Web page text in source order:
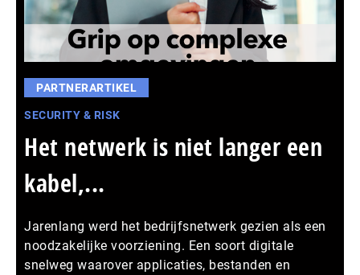
PARTNERARTIKEL
SECURITY & RISK
Het netwerk is niet langer een
kabel,...
Jarenlang werd het bedrijfsnetwerk gezien als een
noodzakelijke voorziening. Een soort digitale
snelweg waarover applicaties, bestanden en